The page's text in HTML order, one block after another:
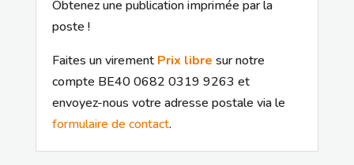
Obtenez une publication imprimée par la
poste !
Faites un virement Prix libre sur notre
compte BE40 0682 0319 9263 et
envoyez-nous votre adresse postale via le
formulaire de contact.